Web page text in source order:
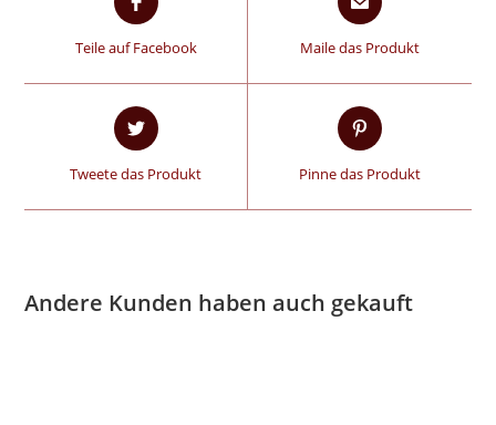
Teile auf Facebook Maile das Produkt
Tweete das Produkt Pinne das Produkt
Andere Kunden haben auch gekauft